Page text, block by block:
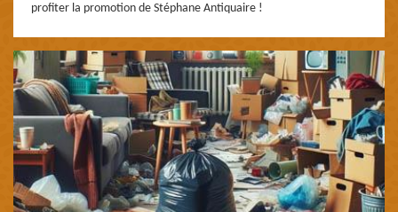
profiter la promotion de Stéphane Antiquaire !